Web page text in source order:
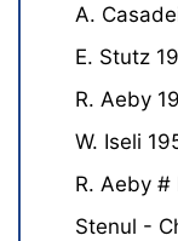
A.
E. Stutz
R. Aeby
W. Iseli
R. Aeby
Stenul -